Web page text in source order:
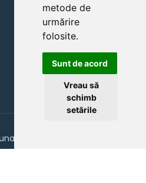
metode de
urmărire
folosite.
Sunt de acord
Vreau să
schimb
setările
Ștefan cel Mare